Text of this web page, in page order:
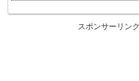
スポンサーリンク